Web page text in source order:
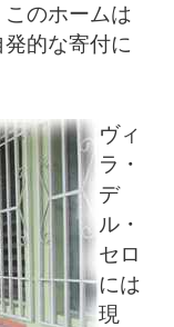
のホームは
的な寄付に
ヴィ
ラ・
デ
ル・
セロ
には
現